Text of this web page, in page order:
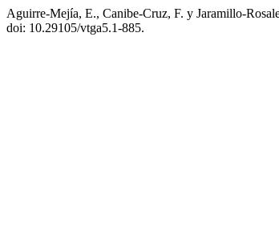
Aguirre-Mejía, E., Canibe-Cruz, F. y Jaramillo-
doi: 10.29105/vtga5.1-885.